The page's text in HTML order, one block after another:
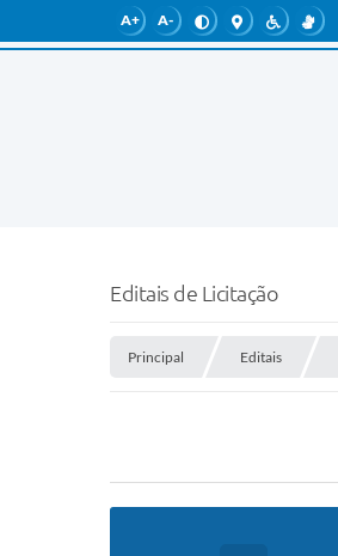
A+ A-
Editais de Licitação
Principal Editais